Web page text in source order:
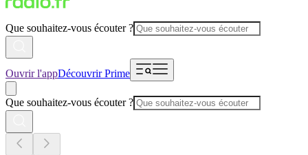
Que souhaitez-vous écouter ?
Ouvrir l'appDécouvrir Prime
Que souhaitez-vous écouter ?